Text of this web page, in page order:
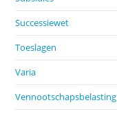
Successiewet
Toeslagen
Varia
Vennootschapsbelasting